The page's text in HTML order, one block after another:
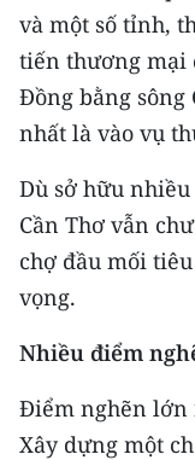
Bắc Trung Bộ
Duyên hải Nam
Nguyên
Đồng bằng sông
Chuyên trang
CÁC CHUYÊN
và một số tỉnh,
tiến thương mại
Đồng bằng sông
nhất là vào vụ
Dù sở hữu
Cần Thơ vẫn
chợ đầu mối
vọng.
Nhiều điểm
Điểm nghẽn lớn
Xây dựng một